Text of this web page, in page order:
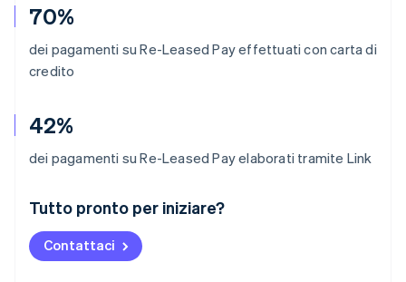
70%
dei pagamenti su Re-Leased Pay effettuati con carta di
credito
42%
dei pagamenti su Re-Leased Pay elaborati tramite Link
Tutto pronto per iniziare?
Contattaci
Australia
English
Austria
DeutschEnglish